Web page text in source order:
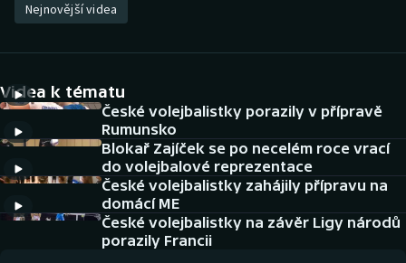
Atletika
DALŠÍ SPORTY
Americký fotbal
Baseball a softbal
NEPŘEHLÉDNĚTE
Historické návraty
Nejnovější videa
Videa k tématu
České volejbalistky porazily v přípravě
Rumunsko
Blokař Zajíček se po necelém roce vrací
do volejbalové reprezentace
České volejbalistky zahájily přípravu na
domácí ME
České volejbalistky na závěr Ligy národů
porazily Francii